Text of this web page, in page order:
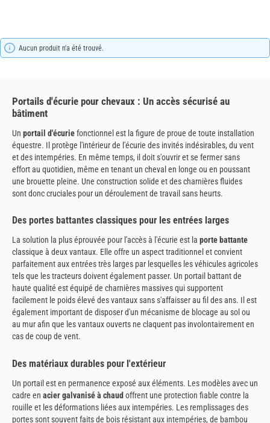
Aucun produit n'a été trouvé.
Portails d'écurie pour chevaux : Un accès sécurisé au
bâtiment
Un portail d'écuriefonctionnel est la figure de proue de toute installation
équestre. Il protège l'intérieur de l'écurie des invités indésirables, du vent
et des intempéries. En même temps, il doit s'ouvrir et se fermer sans
effort au quotidien, même en tenant un cheval en longe ou en poussant
une brouette pleine. Une construction solide et des charnières fluides
sont donc cruciales pour un déroulement de travail sans heurts.
Des portes battantes classiques pour les entrées larges
La solution la plus éprouvée pour l'accès à l'écurie est la porte battante
classique à deux vantaux. Elle offre un aspect traditionnel et convient
parfaitement aux entrées très larges par lesquelles les véhicules agricoles
tels que les tracteurs doivent également passer. Un portail battant de
haute qualité est équipé de charnières massives qui supportent
facilement le poids élevé des vantaux sans s'affaisser au fil des ans. Il est
également important de disposer d'un mécanisme de blocage au sol ou
au mur afin que les vantaux ouverts ne claquent pas involontairement en
cas de coup de vent.
Des matériaux durables pour l'extérieur
Un portail est en permanence exposé aux éléments. Les modèles avec un
cadre en acier galvanisé à chaudoffrent une protection fiable contre la
rouille et les déformations liées aux intempéries. Les remplissages des
portes sont souvent faits de bois résistant aux intempéries, de bambou